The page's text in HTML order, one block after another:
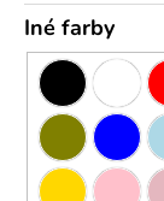
Iné farby
O